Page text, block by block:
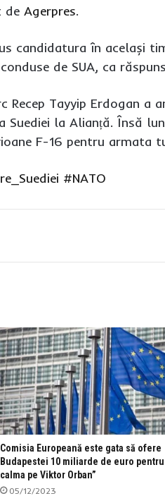
de Agerpres.
candidatura în același
de SUA, ca
Recep Tayyip Erdogan
Suediei la Alianță. Însă
F-16 pentru armata
#NATO
Comisia Europeană este gata să ofere
Budapestei 10 miliarde de euro pentru
calma pe Viktor Orban”
05/12/2023